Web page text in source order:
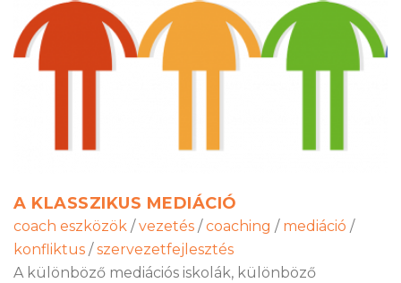
A KLASSZIKUS MEDIÁCIÓ
coach eszközök / vezetés / coaching / mediáció /
konfliktus / szervezetfejlesztés
A különböző mediációs iskolák, különböző